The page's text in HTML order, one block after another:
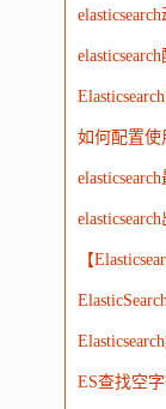
如何配置使
【
ES查找空